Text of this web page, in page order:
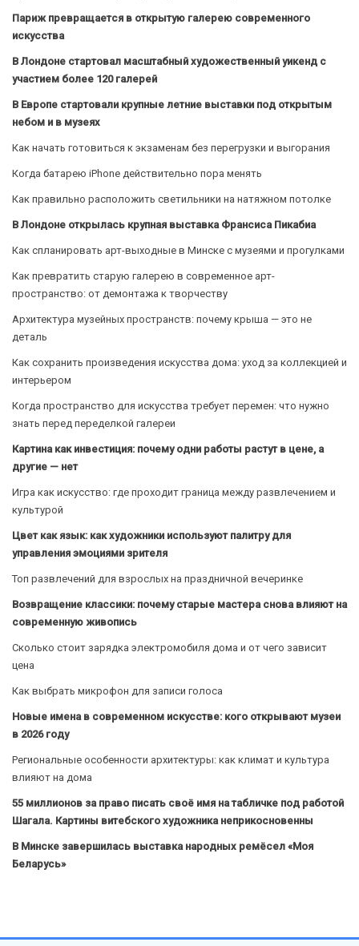
Париж превращается в открытую галерею современного
искусства
В Лондоне стартовал масштабный художественный уикенд с
участием более 120 галерей
В Европе стартовали крупные летние выставки под открытым
небом и в музеях
Как начать готовиться к экзаменам без перегрузки и выгорания
Когда батарею iPhone действительно пора менять
Как правильно расположить светильники на натяжном потолке
В Лондоне открылась крупная выставка Франсиса Пикабиа
Как спланировать арт-выходные в Минске с музеями и прогулками
Как превратить старую галерею в современное арт-
пространство: от демонтажа к творчеству
Архитектура музейных пространств: почему крыша — это не
деталь
Как сохранить произведения искусства дома: уход за коллекцией и
интерьером
Когда пространство для искусства требует перемен: что нужно
знать перед переделкой галереи
Картина как инвестиция: почему одни работы растут в цене, а
другие — нет
Игра как искусство: где проходит граница между развлечением и
культурой
Цвет как язык: как художники используют палитру для
управления эмоциями зрителя
Топ развлечений для взрослых на праздничной вечеринке
Возвращение классики: почему старые мастера снова влияют на
современную живопись
Сколько стоит зарядка электромобиля дома и от чего зависит
цена
Как выбрать микрофон для записи голоса
Новые имена в современном искусстве: кого открывают музеи
в 2026 году
Региональные особенности архитектуры: как климат и культура
влияют на дома
55 миллионов за право писать своё имя на табличке под работой
Шагала. Картины витебского художника неприкосновенны
В Минске завершилась выставка народных ремёсел «Моя
Беларусь»